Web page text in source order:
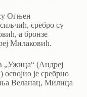
Огњен
сребро су
а бронзе
Милаковић.
„Ужица“ (Андреј
је сребрно
Веланац, Милица